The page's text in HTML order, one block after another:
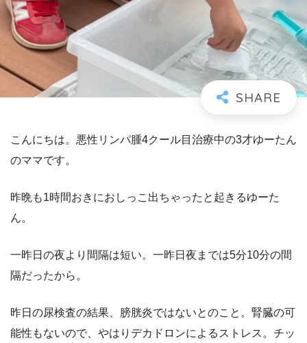
こんにちは。悪性リンパ腫4クール目治療中の3才ゆーたん
のママです。
昨晩も1時間おきにおしっこ出ちゃったと起きるゆーた
ん。
一昨日の夜より間隔は短い。一昨日夜までは5分10分の間
隔だったから。
昨日の尿検査の結果、膀胱炎ではないとのこと。腎臓の可
能性もないので、やはりデカドロンによるストレス。チッ